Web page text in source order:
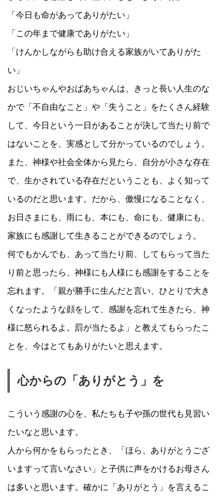
「今日も命があってありがたい」
「この年まで健康でありがたい」
「けんかしながらも助け合える家族がいてありがた
い」
おじいちゃんやおばあちゃんは、きっと長い人生のな
かで「不自由なこと」や「失うこと」をたくさん経験
して、今日という一日があることが決して当たり前で
はないことを、実感として分かっているのでしょう。
また、神様や社会全体から見たら、自分が小さな存在
で、生かされている存在だということも、よく知って
いるのだと思います。だから、傲慢になることなく、
お日さまにも、雨にも、本にも、命にも、健康にも、
家族にも感謝して生きることができるのでしょう。
何でもかんでも、あって当たり前、してもらって当た
り前と思ったら、神様にも人様にも感謝をすることを
忘れます。「親が勝手に生んだと言い、ひとりで大き
くなったような顔をして、感謝を忘れて生きたら、神
様に怒られるよ。罰が当たるよ」と教えてもらったこ
とを、今はとてもありがたいと思えます。
心からの「ありがとう」を
こういう感謝の心を、私たちも子や孫の世代も見習い
たいなと思います。
人から何かをもらったとき、「ほら、ありがとうござ
いますって言いなさい」と子供に声をかけるお母さん
は多いと思います。確かに「ありがとう」を言えるこ